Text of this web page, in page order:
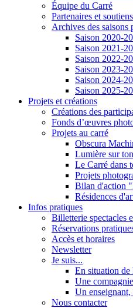
Équipe du Carré
Partenaires et soutiens
Archives des saisons
Saison 2020-
Saison 2021-
Saison 2022-
Saison 2023-
Saison 2024-
Saison 2025-
Projets et créations
Créations des
Fonds d’œuvres
Projets au carré
Obscura
Lumière sur
Le Carré dans
Projets
Bilan d'action
Résidences
Infos pratiques
Billetterie spectacles
Réservations
Accès et horaires
Newsletter
Je suis...
En situation de
Une
Un
Nous contacter